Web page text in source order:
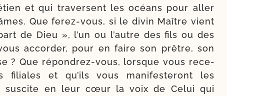
et qui tra­versent les océans pour aller
Que ferez-​vous, si le divin Maître vient
de Dieu », l’un ou l’autre des fils ou des
accor­der, pour en faire son prêtre, son
? Que répondrez-​vous, lorsque vous rece­
filiales et qu’ils vous mani­fes­te­ront les
sus­cite en leur cœur la voix de Celui qui